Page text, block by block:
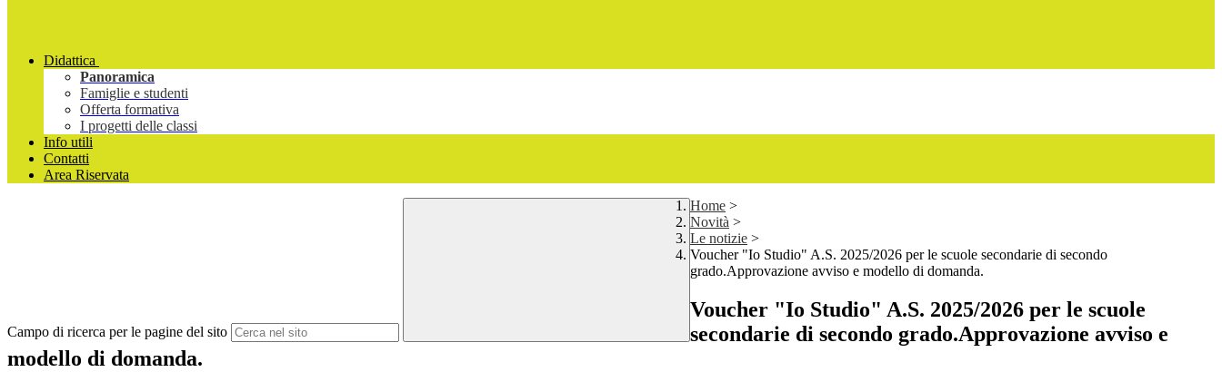
Didattica
Panoramica
Famiglie e studenti
Offerta formativa
I progetti delle classi
Info utili
Contatti
Area Riservata
Campo di ricerca per le pagine del sito
Home >
Novità >
Le notizie >
Voucher "Io Studio" A.S. 2025/2026 per le scuole secondarie di secondo
grado.Approvazione avviso e modello di domanda.
Voucher "Io Studio" A.S. 2025/2026 per le scuole
secondarie di secondo grado.Approvazione avviso e
modello di domanda.